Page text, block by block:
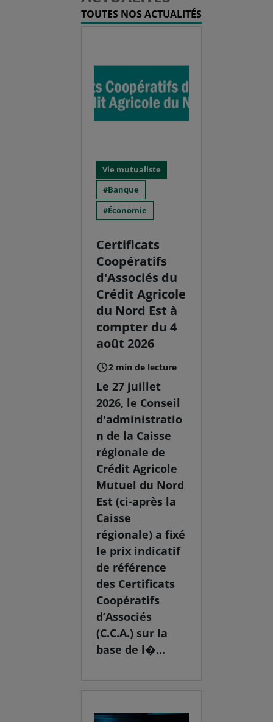
TOUTES NOS ACTUALITÉS
Vie mutualiste
Banque
Économie
Certificats
Coopératifs
d'Associés du
Crédit Agricole
du Nord Est à
compter du 4
août 2026
2 min de lecture
Le 27 juillet
2026, le Conseil
d'administratio
n de la Caisse
régionale de
Crédit Agricole
Mutuel du Nord
Est (ci-après la
Caisse
régionale) a fixé
le prix indicatif
de référence
des Certificats
Coopératifs
d’Associés
(C.C.A.) sur la
base de l�...